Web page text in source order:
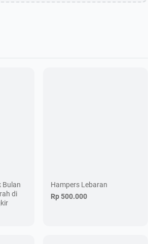
Bulan
di
Hampers Lebaran
Rp 500.000